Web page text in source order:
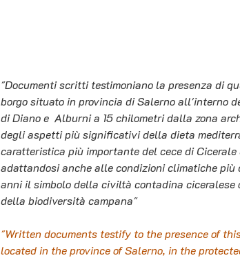
"Documenti scritti testimoniano la presenza di
borgo situato in provincia di Salerno all'interno
di Diano e  Alburni a 15 chilometri dalla zona
degli aspetti più significativi della dieta
caratteristica più importante del cece di
adattandosi anche alle condizioni climatiche
anni il simbolo della civiltà contadina
della biodiversità campana"
"Written documents testify to the presence of
located in the province of Salerno, in the